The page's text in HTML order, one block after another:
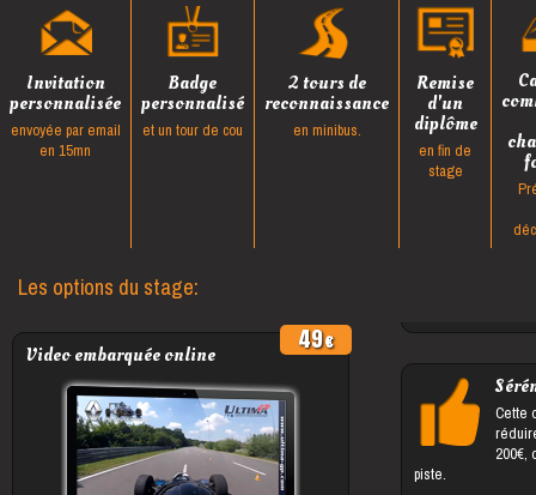
Invitation
personnalisée
envoyée par email
en 15mn
Badge
personnalisé
et un tour de cou
2 tours de
reconnaissance
en minibus.
Remise
d'un
diplôme
en fin de
stage
Les options du stage:
Video embarquée online
49
Cette
piste.